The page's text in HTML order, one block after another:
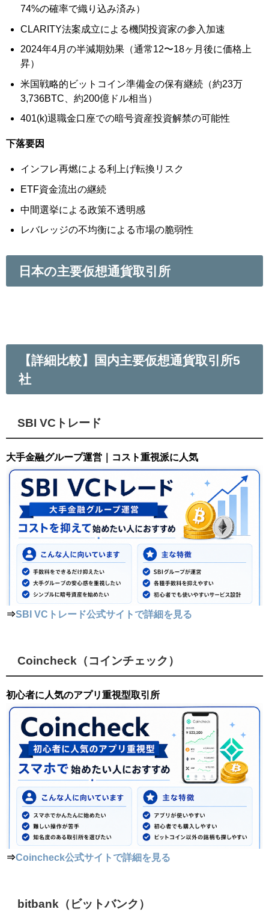
74%の確率で織り込み済み）
CLARITY法案成立による機関投資家の参入加速
2024年4月の半減期効果（通常12〜18ヶ月後に価格上
昇）
米国戦略的ビットコイン準備金の保有継続（約23万
3,736BTC、約200億ドル相当）
401(k)退職金口座での暗号資産投資解禁の可能性
下落要因
インフレ再燃による利上げ転換リスク
ETF資金流出の継続
中間選挙による政策不透明感
レバレッジの不均衡による市場の脆弱性
日本の主要仮想通貨取引所
【詳細比較】国内主要仮想通貨取引所5
社
SBI VCトレード
大手金融グループ運営｜コスト重視派に人気
⇒SBI VCトレード公式サイトで詳細を見る
Coincheck（コインチェック）
初心者に人気のアプリ重視型取引所
⇒Coincheck公式サイトで詳細を見る
bitbank（ビットバンク）